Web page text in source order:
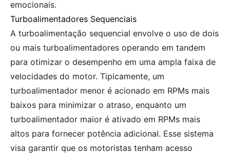
emocionais.
Turboalimentadores Sequenciais
A turboalimentação sequencial envolve o uso de dois
ou mais turboalimentadores operando em tandem
para otimizar o desempenho em uma ampla faixa de
velocidades do motor. Tipicamente, um
turboalimentador menor é acionado em RPMs mais
baixos para minimizar o atraso, enquanto um
turboalimentador maior é ativado em RPMs mais
altos para fornecer potência adicional. Esse sistema
visa garantir que os motoristas tenham acesso